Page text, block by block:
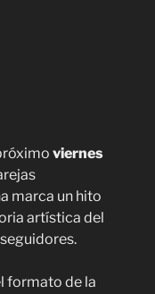
viernes
marca un hito
artística del
formato de la